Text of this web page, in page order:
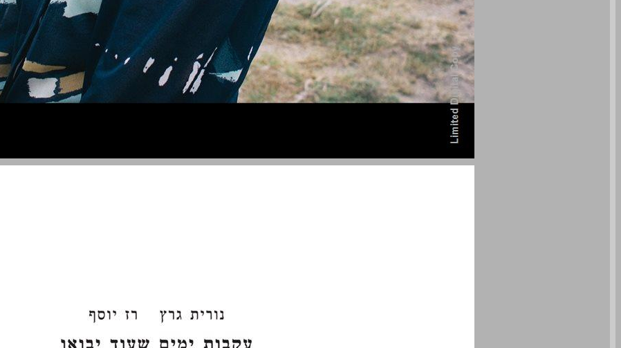
עקבות ימים שעוד יבואו : טראומה ואתיקה בקולנוע הישראלי העכשווי ... 0